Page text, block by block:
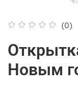
(0)
Новым